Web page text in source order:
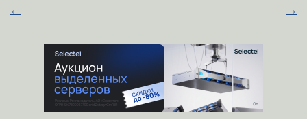
← →